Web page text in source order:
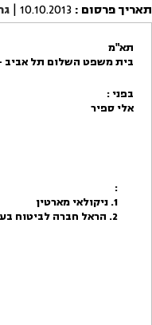
תאריך פרסום :
10.10.2013
|
תא"מ
בית משפט השלום תל אביב
בפני :
אלי ספיר
:
1. ניקולאי מארטין
2. הראל חברה לביטוח בע"מ